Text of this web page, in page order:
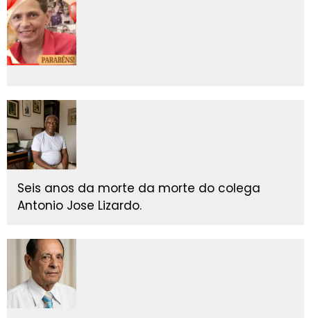
Seis anos da morte da morte do colega
Antonio Jose Lizardo.